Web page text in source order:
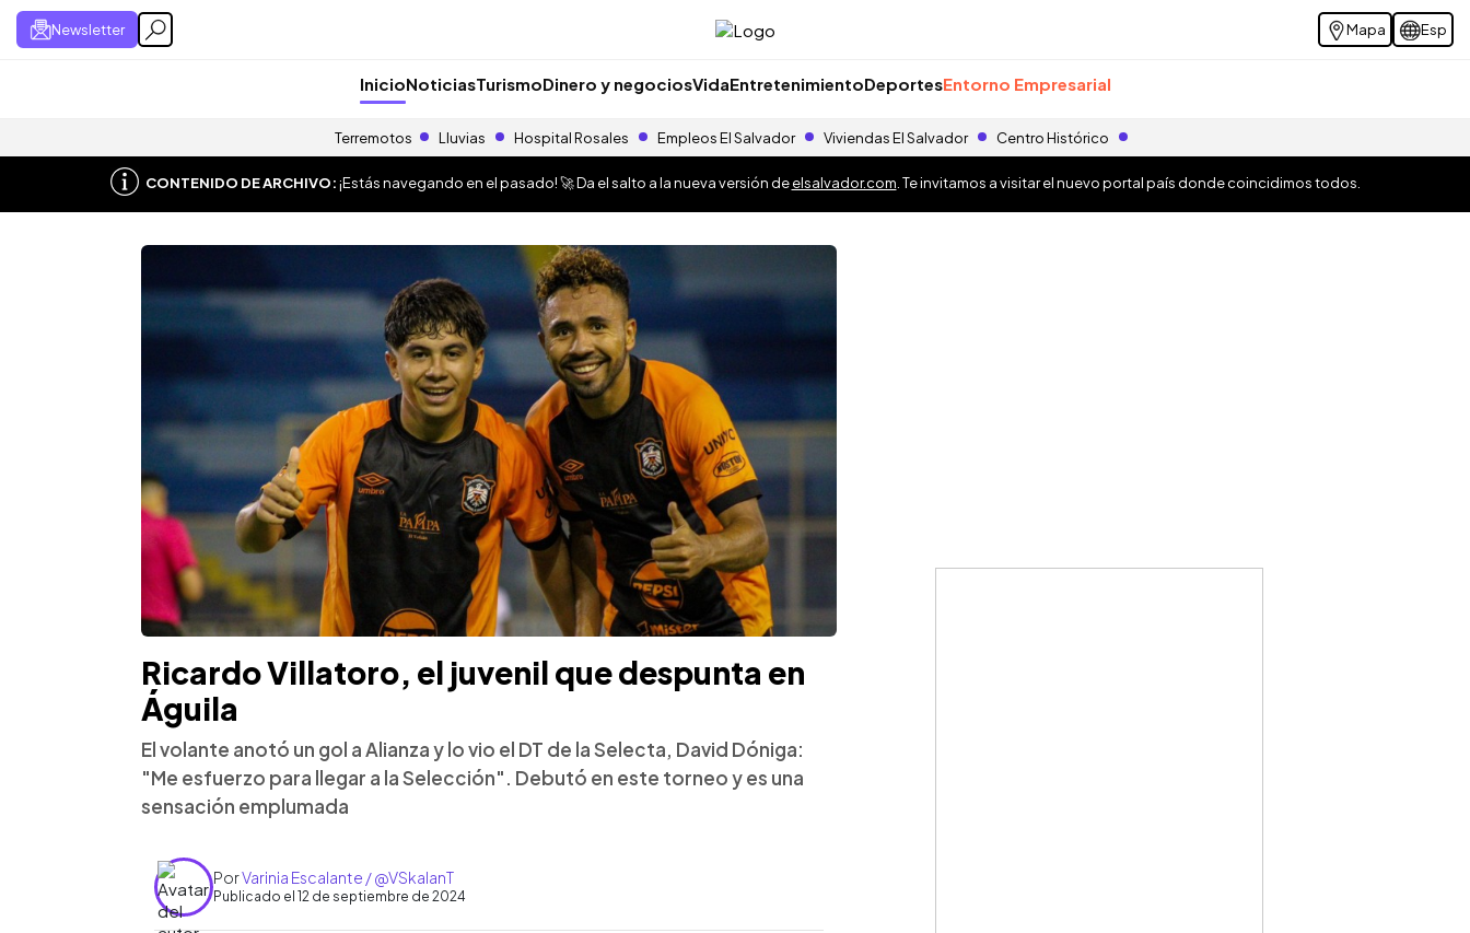
Newsletter Mapa Esp
InicioNoticiasTurismoDinero y negociosVidaEntretenimientoDeportesEntorno Empresarial
Terremotos Lluvias Hospital Rosales Empleos El Salvador Viviendas El Salvador Centro Histórico
CONTENIDO DE ARCHIVO:¡Estás navegando en el pasado! 🚀 Da el salto a la nueva versión deelsalvador.com . Te invitamos a visitar el nuevo portal país donde coincidimos todos.
Ricardo Villatoro, el juvenil que despunta en
Águila
El volante anotó un gol a Alianza y lo vio el DT de la Selecta, David Dóniga:
"Me esfuerzo para llegar a la Selección". Debutó en este torneo y es una
sensación emplumada
PorVarinia Escalante / @VSkalanT
Publicado el 12 de septiembre de 2024